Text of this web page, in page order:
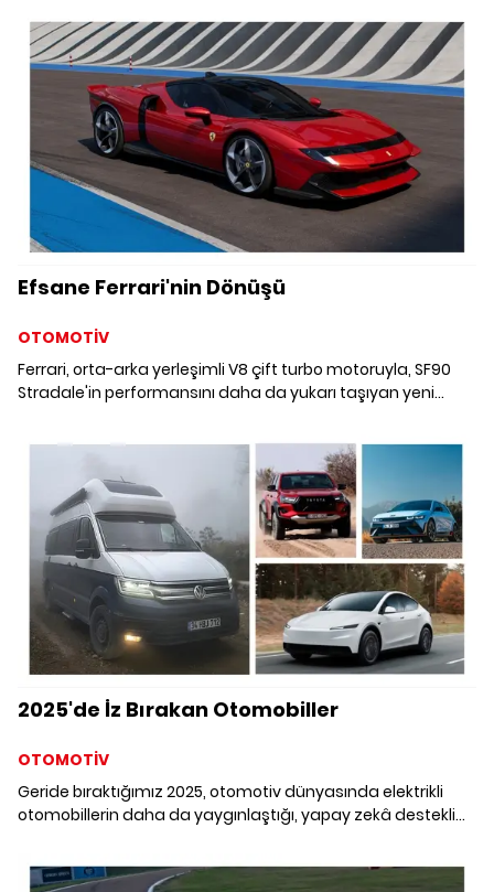
sahnede!
Efsane Ferrari'nin Dönüşü
OTOMOTİV
Ferrari, orta-arka yerleşimli V8 çift turbo motoruyla, SF90
Stradale'in performansını daha da yukarı taşıyan yeni
tanıttı.
2025'de İz Bırakan Otomobiller
OTOMOTİV
Geride bıraktığımız 2025, otomotiv dünyasında elektrikli
otomobillerin daha da yaygınlaştığı, yapay zekâ destekli
segmentte kişiselleştirmenin yeniden tanımlandığı bir yıl
oldu. İlk kez gün yüzüne çıkan otomobiller kadar, birkaç yıldır